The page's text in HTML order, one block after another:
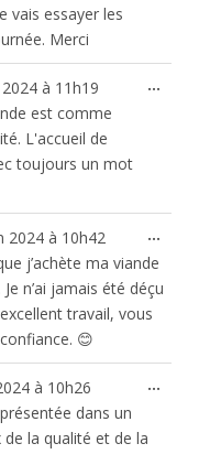
vais essayer les
Merci
à 11h19
est comme
L'accueil de
toujours un mot
...
2024 à 10h42
j’achète ma viande
n’ai jamais été déçu
travail, vous
😊
...
méta.
à 10h26
dans un
la qualité et de la
...